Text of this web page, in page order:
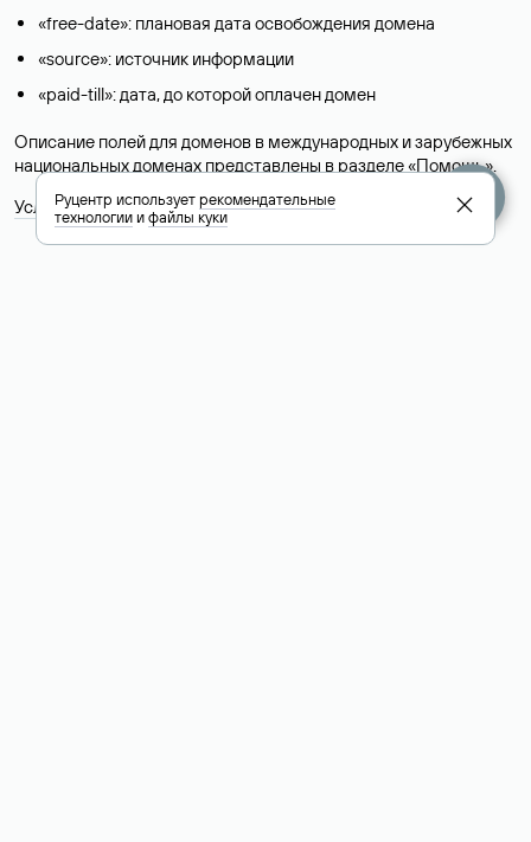
«free-date»: плановая дата освобождения домена
«source»: источник информации
«paid-till»: дата, до которой оплачен домен
Описание полей для доменов в международных и зарубежных
национальных доменах представлены в разделе «Помощь».
Условия использования Whois-сервиса
Руцентр используетрекомендательные
технологииифайлы куки